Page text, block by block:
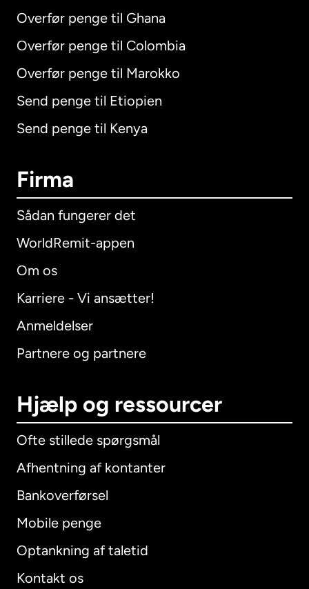
Overfør penge til Ghana
Overfør penge til Colombia
Overfør penge til Marokko
Send penge til Etiopien
Send penge til Kenya
Firma
Sådan fungerer det
WorldRemit-appen
Om os
Karriere - Vi ansætter!
Anmeldelser
Partnere og partnere
Hjælp og ressourcer
Ofte stillede spørgsmål
Afhentning af kontanter
Bankoverførsel
Mobile penge
Optankning af taletid
Kontakt os